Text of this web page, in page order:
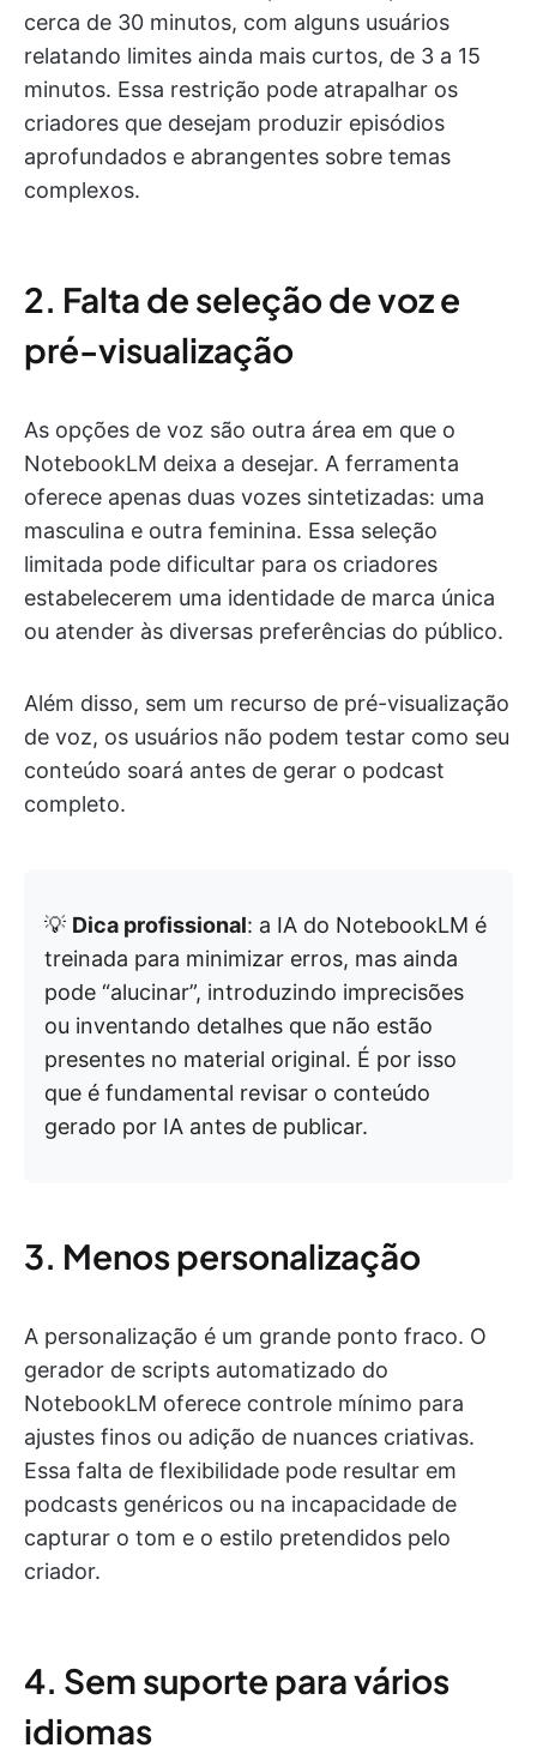
cerca de 30 minutos, com alguns usuários
relatando limites ainda mais curtos, de 3 a 15
minutos. Essa restrição pode atrapalhar os
criadores que desejam produzir episódios
aprofundados e abrangentes sobre temas
complexos.
2. Falta de seleção de voz e
pré-visualização
As opções de voz são outra área em que o
NotebookLM deixa a desejar. A ferramenta
oferece apenas duas vozes sintetizadas: uma
masculina e outra feminina. Essa seleção
limitada pode dificultar para os criadores
estabelecerem uma identidade de marca única
ou atender às diversas preferências do público.
Além disso, sem um recurso de pré-visualização
de voz, os usuários não podem testar como seu
conteúdo soará antes de gerar o podcast
completo.
💡 Dica profissional: a IA do NotebookLM é
treinada para minimizar erros, mas ainda
pode “alucinar”, introduzindo imprecisões
ou inventando detalhes que não estão
presentes no material original. É por isso
que é fundamental revisar o conteúdo
gerado por IA antes de publicar.
3. Menos personalização
A personalização é um grande ponto fraco. O
gerador de scripts automatizado do
NotebookLM oferece controle mínimo para
ajustes finos ou adição de nuances criativas.
Essa falta de flexibilidade pode resultar em
podcasts genéricos ou na incapacidade de
capturar o tom e o estilo pretendidos pelo
criador.
4. Sem suporte para vários
idiomas